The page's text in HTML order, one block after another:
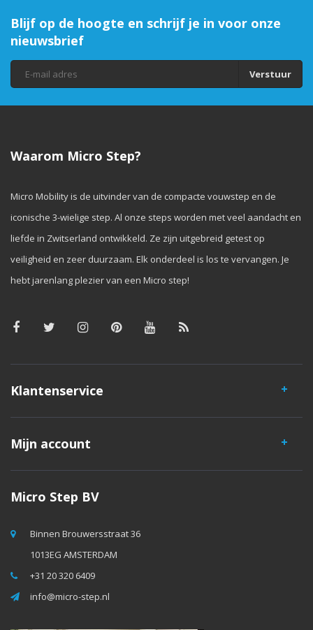
Blijf op de hoogte en schrijf je in voor onze
nieuwsbrief
Verstuur
Waarom Micro Step?
Micro Mobility is de uitvinder van de compacte vouwstep en de
iconische 3-wielige step. Al onze steps worden met veel aandacht en
liefde in Zwitserland ontwikkeld. Ze zijn uitgebreid getest op
veiligheid en zeer duurzaam. Elk onderdeel is los te vervangen. Je
hebt jarenlang plezier van een Micro step!
Klantenservice
Mijn account
Micro Step BV
Binnen Brouwersstraat 36
1013EG AMSTERDAM
+31 20 320 6409
info@micro-step.nl